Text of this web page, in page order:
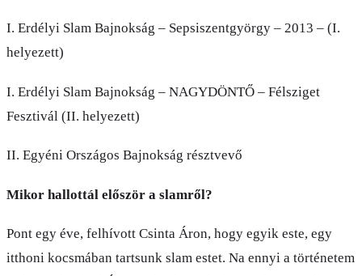
I. Erdélyi Slam Bajnokság – Sepsiszentgyörgy – 2013 – (I.
helyezett)
I. Erdélyi Slam Bajnokság – NAGYDÖNTŐ – Félsziget
Fesztivál (II. helyezett)
II. Egyéni Országos Bajnokság résztvevő
Mikor hallottál először a slamről?
Pont egy éve, felhívott Csinta Áron, hogy egyik este, egy
itthoni kocsmában tartsunk slam estet. Na ennyi a történetem